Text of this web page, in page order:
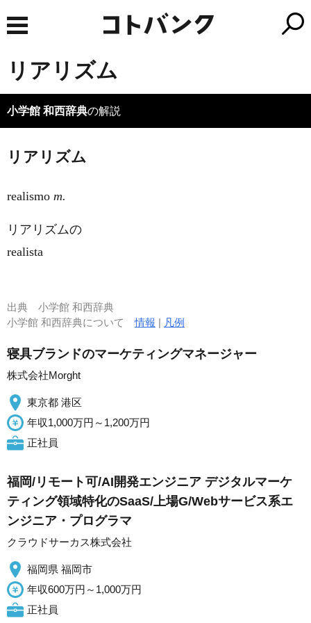
リアリズム
小学館 和西辞典の解説
リアリズム
realismo m.
リアリズムの
realista
出典 小学館 和西辞典
小学館 和西辞典について情報 | 凡例
寝具ブランドのマーケティングマネージャー
株式会社Morght
東京都 港区
年収1,000万円～1,200万円
正社員
福岡/リモート可/AI開発エンジニア デジタルマーケ
ティング領域特化のSaaS/上場G/Webサービス系エ
ンジニア・プログラマ
クラウドサーカス株式会社
福岡県 福岡市
年収600万円～1,000万円
正社員